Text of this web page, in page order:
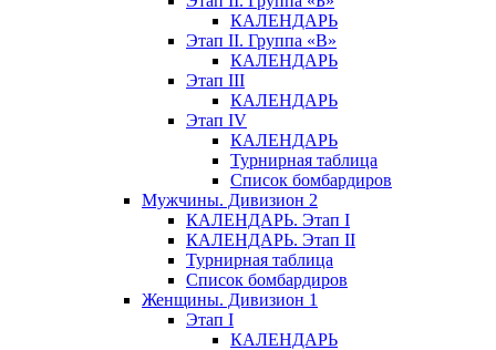
КАЛЕНДАРЬ
Этап II. Группа «В»
КАЛЕНДАРЬ
Этап III
КАЛЕНДАРЬ
Этап IV
КАЛЕНДАРЬ
Турнирная таблица
Список бомбардиров
Мужчины. Дивизион 2
КАЛЕНДАРЬ. Этап I
КАЛЕНДАРЬ. Этап II
Турнирная таблица
Список бомбардиров
Женщины. Дивизион 1
Этап I
КАЛЕНДАРЬ